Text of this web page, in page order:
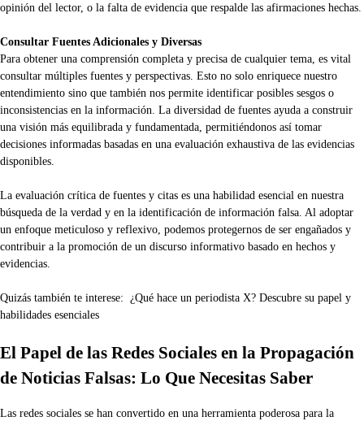
opinión del lector, o la falta de evidencia que respalde las afirmaciones hechas.
Consultar Fuentes Adicionales y Diversas
Para obtener una comprensión completa y precisa de cualquier tema, es vital
consultar múltiples fuentes y perspectivas. Esto no solo enriquece nuestro
entendimiento sino que también nos permite identificar posibles sesgos o
inconsistencias en la información. La diversidad de fuentes ayuda a construir
una visión más equilibrada y fundamentada, permitiéndonos así tomar
decisiones informadas basadas en una evaluación exhaustiva de las evidencias
disponibles.
La evaluación crítica de fuentes y citas es una habilidad esencial en nuestra
búsqueda de la verdad y en la identificación de información falsa. Al adoptar
un enfoque meticuloso y reflexivo, podemos protegernos de ser engañados y
contribuir a la promoción de un discurso informativo basado en hechos y
evidencias.
Quizás también te interese:
¿Qué hace un periodista X? Descubre su papel y
habilidades esenciales
El Papel de las Redes Sociales en la Propagación
de Noticias Falsas: Lo Que Necesitas Saber
Las redes sociales se han convertido en una herramienta poderosa para la